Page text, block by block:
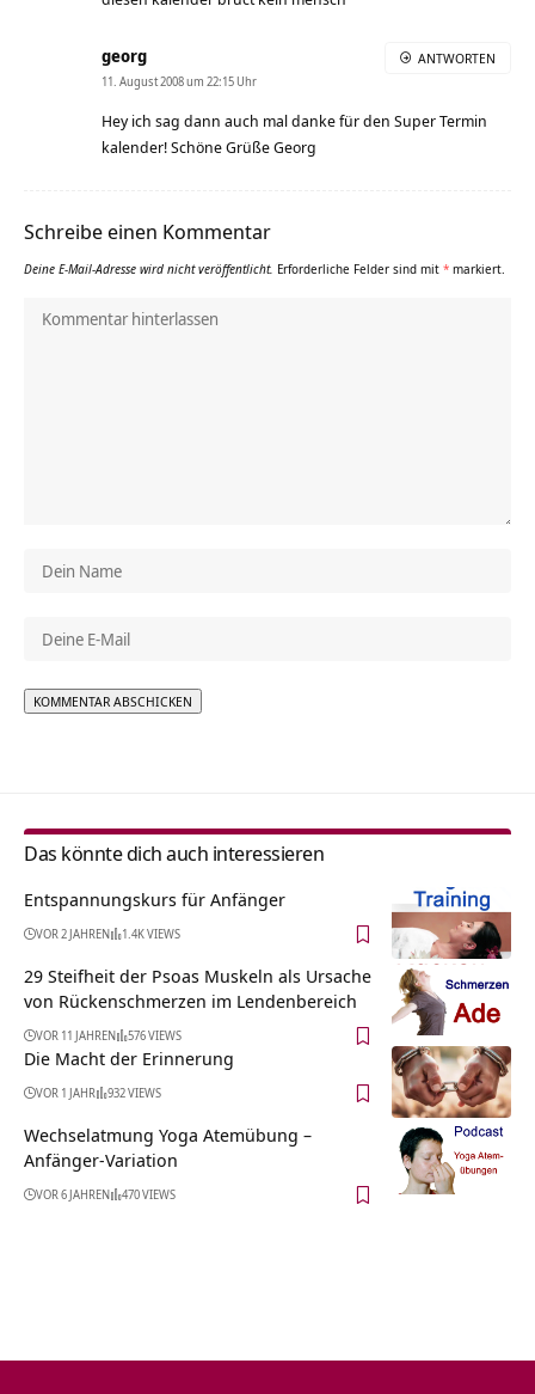
georg
11. August 2008 um 22:15 Uhr
Hey ich sag dann auch mal danke für den Super Termin
kalender! Schöne Grüße Georg
ANTWORTEN
Schreibe einen Kommentar
Deine E-Mail-Adresse wird nicht veröffentlicht. Erforderliche Felder sind mit * markiert.
Das könnte dich auch interessieren
Entspannungskurs für Anfänger
VOR 2 JAHREN 1.4K VIEWS
29 Steifheit der Psoas Muskeln als Ursache
von Rückenschmerzen im Lendenbereich
VOR 11 JAHREN 576 VIEWS
Die Macht der Erinnerung
VOR 1 JAHR 932 VIEWS
Wechselatmung Yoga Atemübung –
Anfänger-Variation
VOR 6 JAHREN 470 VIEWS